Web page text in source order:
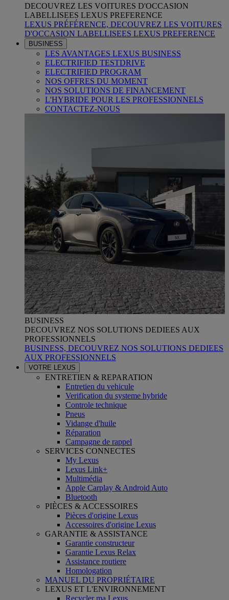
DECOUVREZ LES VOITURES D'OCCASION
LABELLISEES LEXUS PREFERENCE
LEXUS PRÉFÉRENCE, DECOUVREZ LES VOITURES
D'OCCASION LABELLISEES LEXUS PREFERENCE
BUSINESS
LES AVANTAGES LEXUS BUSINESS
ELECTRIFIED TESTDRIVE
ELECTRIFIED PROGRAM
NOS OFFRES DU MOMENT
NOS SOLUTIONS DE FINANCEMENT
L'HYBRIDE POUR LES PROFESSIONNELS
CONTACTEZ-NOUS
BUSINESS
DECOUVREZ NOS SOLUTIONS DEDIEES AUX
PROFESSIONNELS
BUSINESS, DECOUVREZ NOS SOLUTIONS DEDIEES
AUX PROFESSIONNELS
VOTRE LEXUS
ENTRETIEN & REPARATION
Entretien du vehicule
Verification du systeme hybride
Controle technique
Pneus
Vidange d'huile
Réparation
Campagne de rappel
SERVICES CONNECTES
My Lexus
Lexus Link+
Multimédia
Apple Carplay & Android Auto
Bluetooth
PIÈCES & ACCESSOIRES
Pièces d'origine Lexus
Accessoires d'origine Lexus
GARANTIE & ASSISTANCE
Garantie constructeur
Garantie Lexus Relax
Assistance routiere
Homologation
MANUEL DU PROPRIÉTAIRE
LEXUS ET L'ENVIRONNEMENT
Recycler ma Lexus